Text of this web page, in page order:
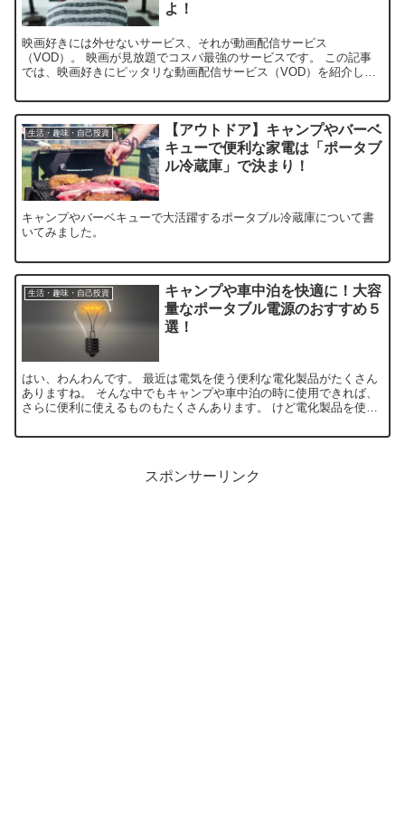
よ！
映画好きには外せないサービス、それが動画配信サービス
（VOD）。 映画が見放題でコスパ最強のサービスです。 この記事
では、映画好きにピッタリな動画配信サービス（VOD）を紹介して
は、ぜひ参考にしてみて下さい。
生活・趣味・自己投資
【アウトドア】キャンプやバーベ
キューで便利な家電は「ポータブ
ル冷蔵庫」で決まり！
キャンプやバーベキューで大活躍するポータブル冷蔵庫について書
いてみました。
生活・趣味・自己投資
キャンプや車中泊を快適に！大容
量なポータブル電源のおすすめ５
選！
はい、わんわんです。 最近は電気を使う便利な電化製品がたくさん
ありますね。 そんな中でもキャンプや車中泊の時に使用できれば、
さらに便利に使えるものもたくさんあります。 けど電化製品を使う
スポンサーリンク